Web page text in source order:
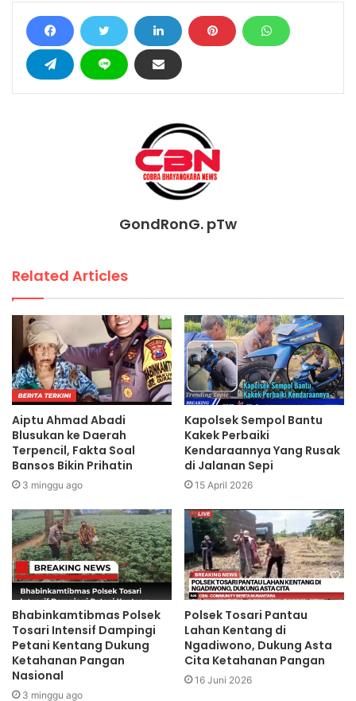
GondRonG. pTw
Related Articles
Aiptu Ahmad Abadi
Blusukan ke Daerah
Terpencil, Fakta Soal
Bansos Bikin Prihatin
3 minggu ago
Kapolsek Sempol Bantu
Kakek Perbaiki
Kendaraannya Yang Rusak
di Jalanan Sepi
15 April 2026
Bhabinkamtibmas Polsek
Tosari Intensif Dampingi
Petani Kentang Dukung
Ketahanan Pangan
Nasional
3 minggu ago
Polsek Tosari Pantau
Lahan Kentang di
Ngadiwono, Dukung Asta
Cita Ketahanan Pangan
16 Juni 2026